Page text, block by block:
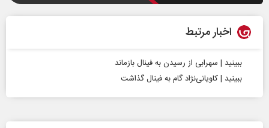
اخبار مرتبط
ببینید | سهرابی از رسیدن به فینال بازماند
ببینید | کاویانی‌نژاد گام به فینال گذاشت